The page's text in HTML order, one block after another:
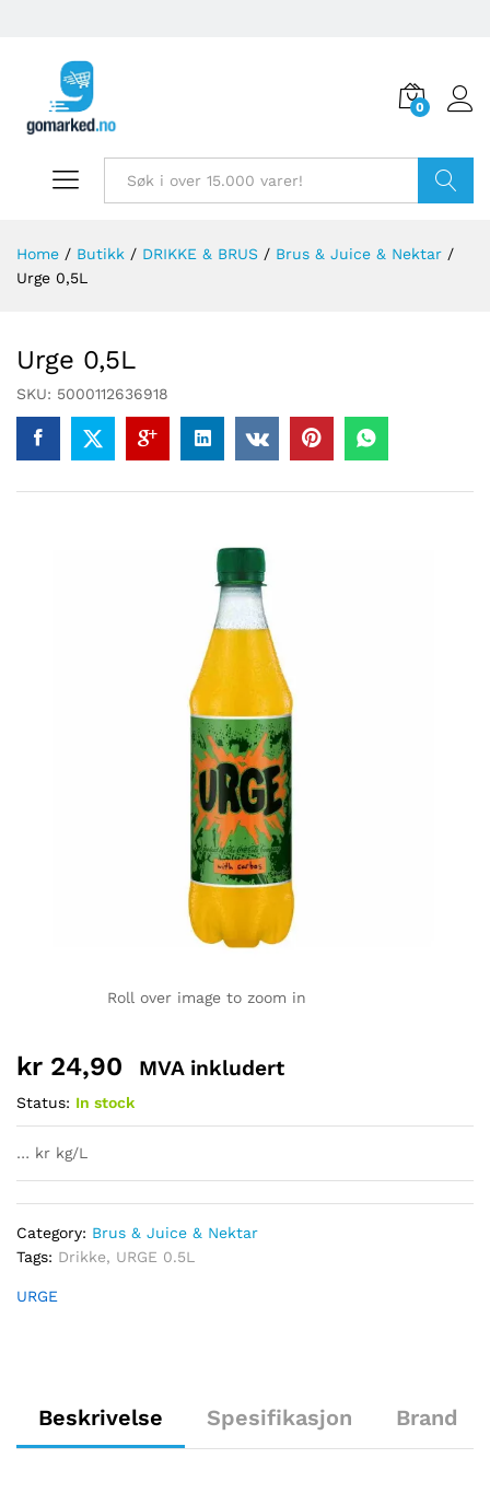
0
Home / Butikk / DRIKKE & BRUS / Brus & Juice & Nektar /
Urge 0,5L
Urge 0,5L
SKU: 5000112636918
Roll over image to zoom in
kr 24,90 MVA inkludert
Status: In stock
… kr kg/L
Category: Brus & Juice & Nektar
Tags: Drikke, URGE 0.5L
URGE
Beskrivelse Spesifikasjon Brand